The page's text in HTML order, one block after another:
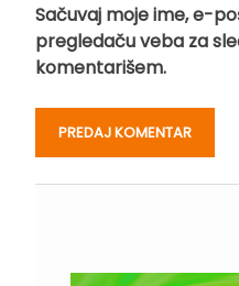
Sačuvaj moje ime, e-
pregledaču veba za
komentarišem.